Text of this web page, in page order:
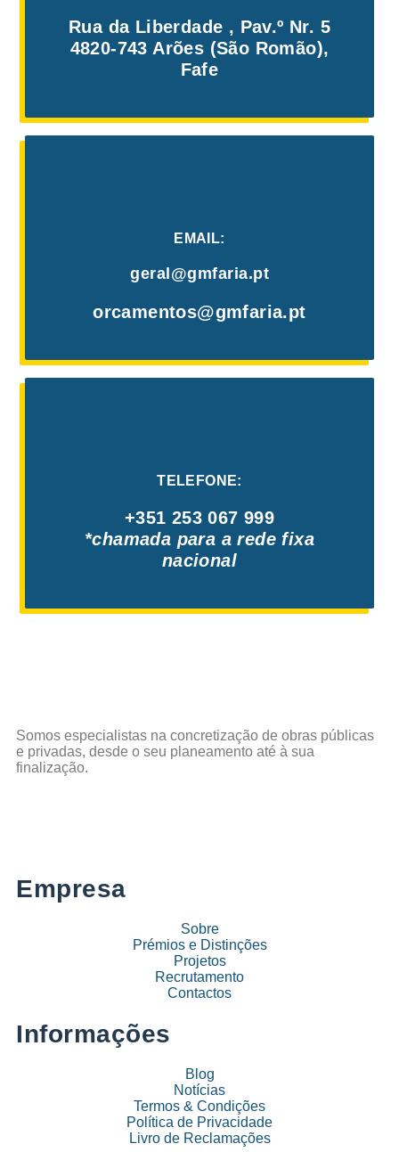
Rua da Liberdade , Pav.º Nr. 5
4820-743 Arões (São Romão),
Fafe
EMAIL:
geral@gmfaria.pt
orcamentos@gmfaria.pt
TELEFONE:
+351 253 067 999
*chamada para a rede fixa
nacional
Somos especialistas na concretização de obras públicas
e privadas, desde o seu planeamento até à sua
finalização.
Empresa
Sobre
Prémios e Distinções
Projetos
Recrutamento
Contactos
Informações
Blog
Notícias
Termos & Condições
Política de Privacidade
Livro de Reclamações